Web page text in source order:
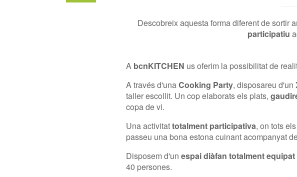
Descobreix aquesta forma diferent de sortir
participatiu
A bcnKITCHEN us oferim la possibilitat de
A través d'unaCooking Party, disposareu d'un
taller escollit. Un cop elaborats els plats,
copa de vi.
Una activitattotalment participativa, on tots
passeu una bona estona cuinant acompanyat
Disposem d'un espai diàfan totalment equipat
40 persones.